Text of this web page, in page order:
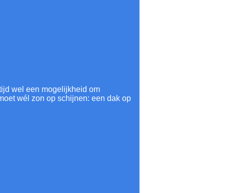
wel een mogelijkheid om
wél zon op schijnen: een dak op